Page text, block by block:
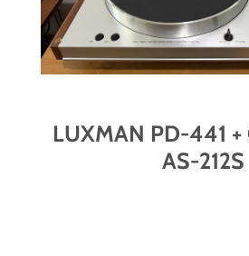
LUXMAN PD-441 +
AS-212S